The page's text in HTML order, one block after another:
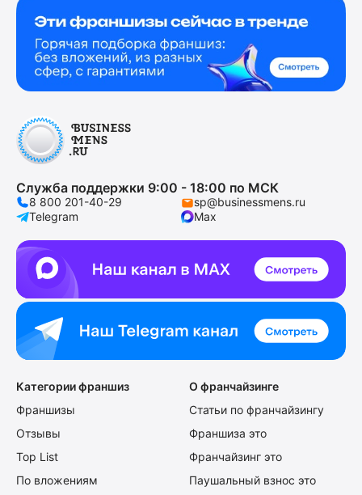
Служба поддержки 9:00 - 18:00 по МСК
8 800 201-40-29
sp@businessmens.ru
Telegram
Max
Категории франшиз
Франшизы
Отзывы
Top List
По вложениям
О франчайзинге
Статьи по франчайзингу
Франшиза это
Франчайзинг это
Паушальный взнос это